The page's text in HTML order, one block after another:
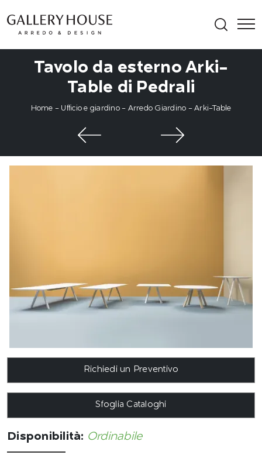
Tavolo da esterno Arki-
Table di Pedrali
Home - Ufficio e giardino- Arredo Giardino - Arki-Table
Richiedi un Preventivo
Sfoglia Cataloghi
Disponibilità: Ordinabile